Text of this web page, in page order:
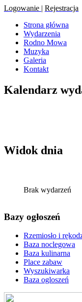
Logowanie | Rejestracja
Strona główna
Wydarzenia
Rodno Mowa
Muzyka
Galeria
Kontakt
Kalendarz
Widok dnia
Brak wydarzeń
Bazy ogłoszeń
Rzemiosło i
Baza noclegowa
Baza kulinarna
Place zabaw
Wyszukiwarka
Baza ogloszeń